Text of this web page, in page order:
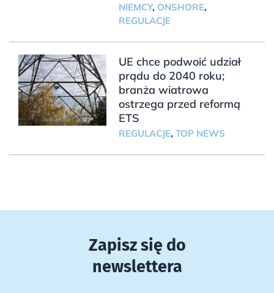
NIEMCY, ONSHORE,
REGULACJE
UE chce podwoić udział
prądu do 2040 roku;
branża wiatrowa
ostrzega przed reformą
ETS
REGULACJE, TOP NEWS
Zapisz się do
newslettera